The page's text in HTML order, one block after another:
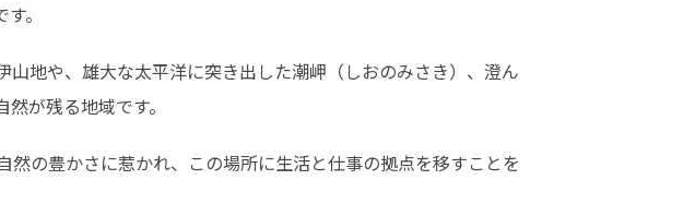
。
地や、雄大な太平洋に突き出した潮岬（しおのみさき）、澄ん
が残る地域です。
の豊かさに惹かれ、この場所に生活と仕事の拠点を移すことを